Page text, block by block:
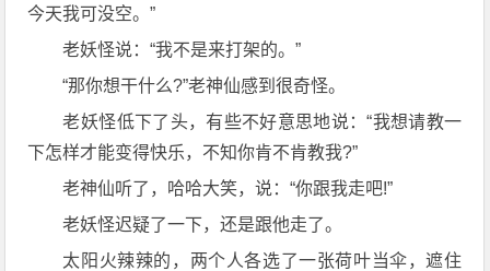
今天我可没空。”
老妖怪说：“我不是来打架的。”
“那你想干什么?”老神仙感到很奇怪。
老妖怪低下了头，有些不好意思地说：“我想请教一
下怎样才能变得快乐，不知你肯不肯教我?”
老神仙听了，哈哈大笑，说：“你跟我走吧!”
老妖怪迟疑了一下，还是跟他走了。
太阳火辣辣的，两个人各选了一张荷叶当伞，遮住